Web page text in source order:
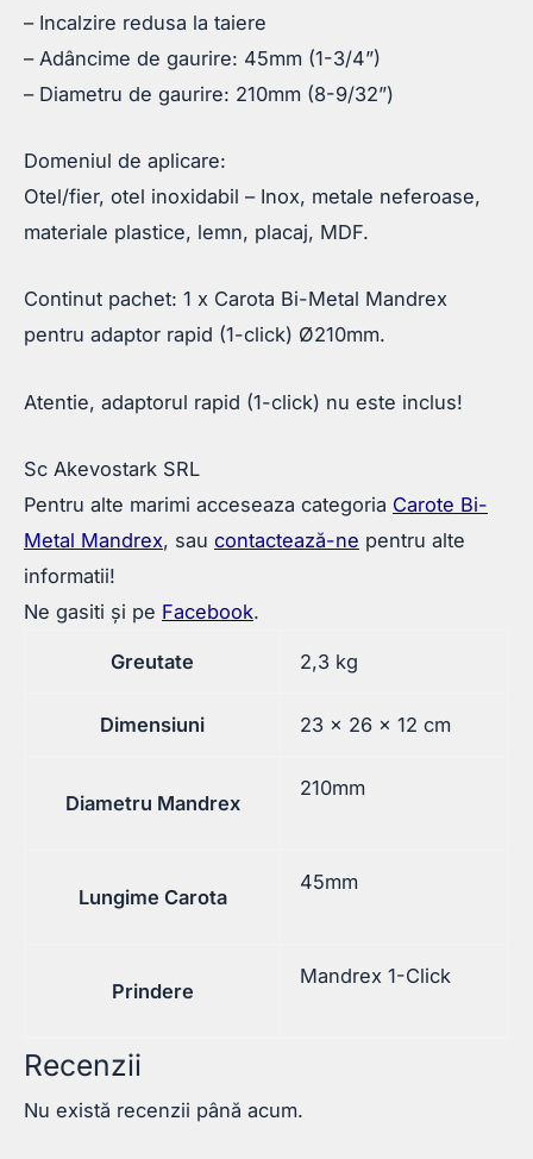
– Incalzire redusa la taiere
– Adâncime de gaurire: 45mm (1-3/4”)
– Diametru de gaurire: 210mm (8-9/32”)
Domeniul de aplicare:
Otel/fier, otel inoxidabil – Inox, metale neferoase,
materiale plastice, lemn, placaj, MDF.
Continut pachet: 1 x Carota Bi-Metal Mandrex
pentru adaptor rapid (1-click) Ø210mm.
Atentie, adaptorul rapid (1-click) nu este inclus!
Sc Akevostark SRL
Pentru alte marimi acceseaza categoria Carote Bi-
Metal Mandrex, sau contactează-ne pentru alte
informatii!
Ne gasiti și pe Facebook.
Greutate 2,3 kg
Dimensiuni 23 × 26 × 12 cm
Diametru Mandrex
210mm
Lungime Carota
45mm
Prindere
Mandrex 1-Click
Recenzii
Nu există recenzii până acum.